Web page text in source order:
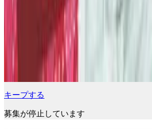
キープする
募集が停止しています